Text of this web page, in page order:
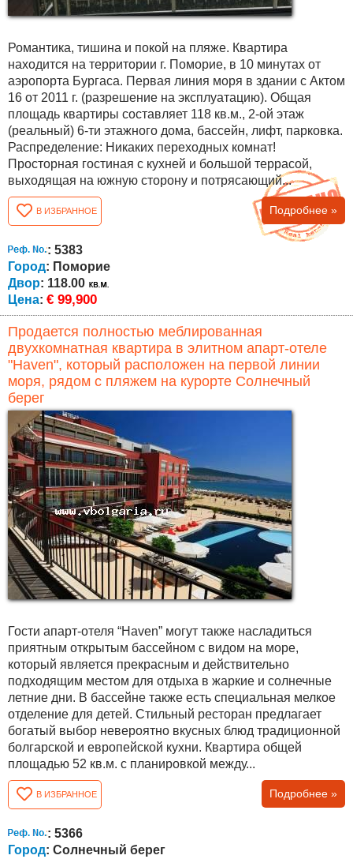
Романтика, тишина и покой на пляже. Квартира
находится на территории г. Поморие, в 10 минутах от
аэропорта Бургаса. Первая линия моря в здании с Актом
16 от 2011 г. (разрешение на эксплуатацию). Общая
площадь квартиры составляет 118 кв.м., 2-ой этаж
(реальный) 6-ти этажного дома, бассейн, лифт, парковка.
Распределение: Никаких переходных комнат!
Просторная гостиная с кухней и большой террасой,
выходящая на южную сторону и потрясающий...
В ИЗБРАННОЕ Подробнее »
: 5383
Город: Поморие
Двор: 118.00
Цена: € 99,900
Продается полностью меблированная
двухкомнатная квартира в элитном апарт-отеле
"Haven", который расположен на первой линии
моря, рядом с пляжем на курорте Солнечный
берег
Гости апарт-отеля “Haven” могут также насладиться
приятным открытым бассейном с видом на море,
который является прекрасным и действительно
подходящим местом для отдыха в жаркие и солнечные
летние дни. В бассейне также есть специальная мелкое
отделение для детей. Стильный ресторан предлагает
богатый выбор невероятно вкусных блюд традиционной
болгарской и европейской кухни. Квартира общей
площадью 52 кв.м. с планировкой между...
В ИЗБРАННОЕ Подробнее »
: 5366
Город: Солнечный берег